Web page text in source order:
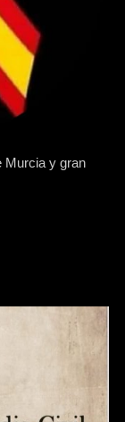
Murcia y gran